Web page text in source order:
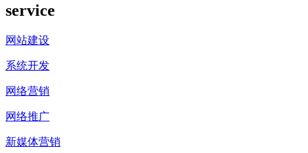
service
网站建设
系统开发
网络营销
网络推广
新媒体营销